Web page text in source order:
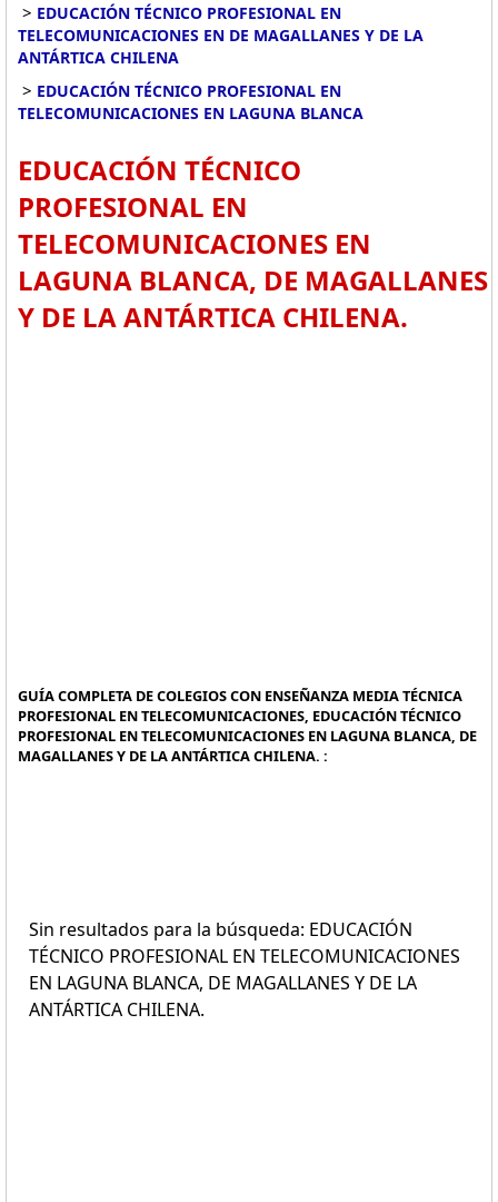
> EDUCACIÓN TÉCNICO PROFESIONAL EN
TELECOMUNICACIONES EN DE MAGALLANES Y DE LA
ANTÁRTICA CHILENA
> EDUCACIÓN TÉCNICO PROFESIONAL EN
TELECOMUNICACIONES EN LAGUNA BLANCA
EDUCACIÓN TÉCNICO
PROFESIONAL EN
TELECOMUNICACIONES EN
LAGUNA BLANCA, DE MAGALLANES
Y DE LA ANTÁRTICA CHILENA.
GUÍA COMPLETA DE COLEGIOS CON ENSEÑANZA MEDIA TÉCNICA
PROFESIONAL EN TELECOMUNICACIONES, EDUCACIÓN TÉCNICO
PROFESIONAL EN TELECOMUNICACIONES EN LAGUNA BLANCA, DE
MAGALLANES Y DE LA ANTÁRTICA CHILENA. :
Sin resultados para la búsqueda: EDUCACIÓN
TÉCNICO PROFESIONAL EN TELECOMUNICACIONES
EN LAGUNA BLANCA, DE MAGALLANES Y DE LA
ANTÁRTICA CHILENA.